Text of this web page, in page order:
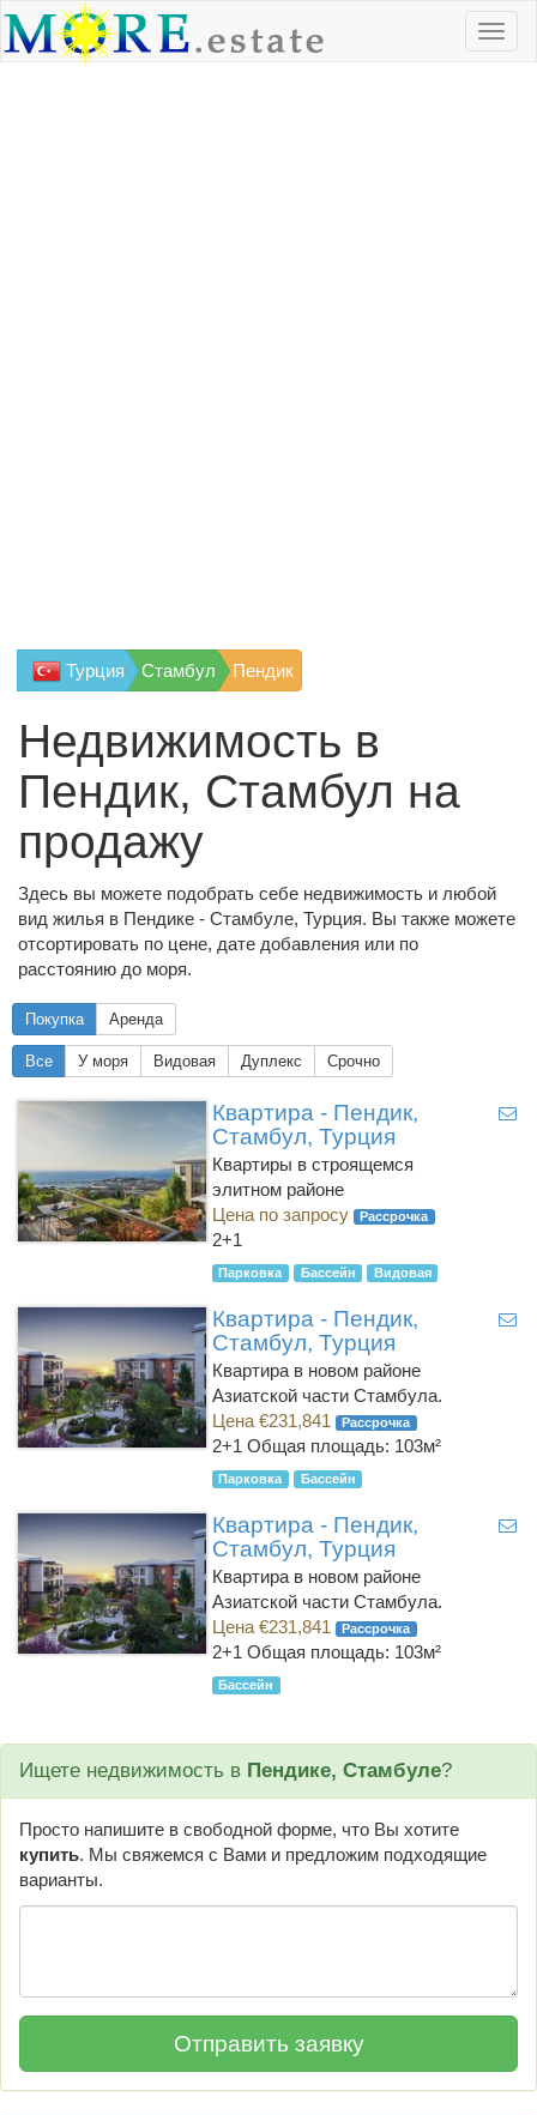
Турция Стамбул Пендик
Недвижимость в
Пендик, Стамбул на
продажу
Здесь вы можете подобрать себе недвижимость и любой
вид жилья в Пендике - Стамбуле, Турция. Вы также можете
отсортировать по цене, дате добавления или по
расстоянию до моря.
Покупка Аренда
Все У моря Видовая Дуплекс Срочно
Квартира - Пендик,
Стамбул, Турция
Квартиры в строящемся
элитном районе
Цена по запросу
Рассрочка
2+1
Парковка Бассейн Видовая
Квартира - Пендик,
Стамбул, Турция
Квартира в новом районе
Азиатской части Стамбула.
Цена €231,841
Рассрочка
2+1 Общая площадь: 103м²
Парковка Бассейн
Квартира - Пендик,
Стамбул, Турция
Квартира в новом районе
Азиатской части Стамбула.
Цена €231,841
Рассрочка
2+1 Общая площадь: 103м²
Бассейн
Ищете недвижимость в Пендике, Стамбуле?
Просто напишите в свободной форме, что Вы хотите
купить. Мы свяжемся с Вами и предложим подходящие
варианты.